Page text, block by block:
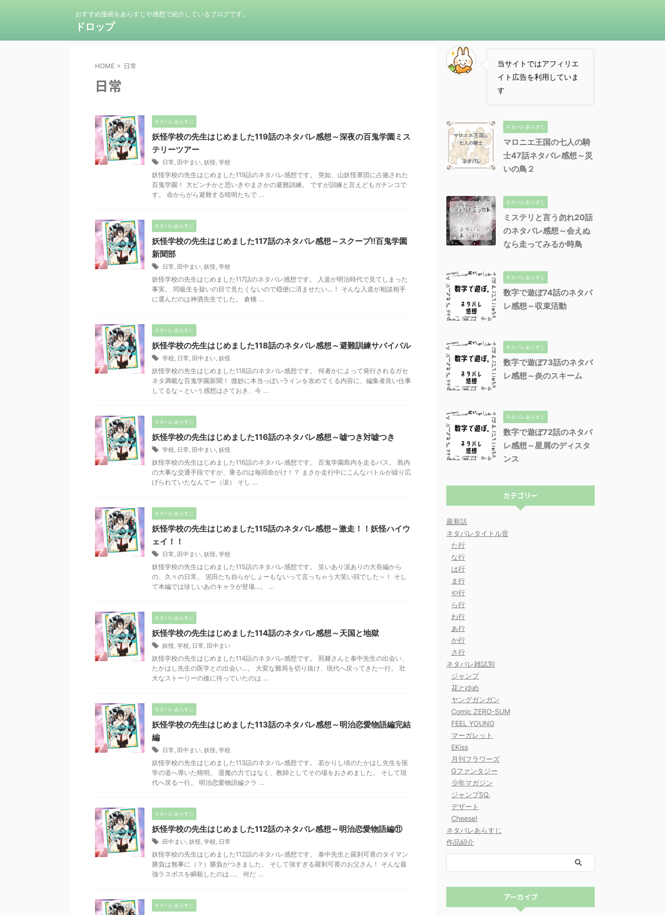
おすすめ漫画をあらすじや感想で紹介しているブログです。
ドロップ
HOME > 日常
日常
ネタバレあらすじ
妖怪学校の先生はじめました119話のネタバレ感想～深夜の百鬼学園ミス
テリーツアー
日常, 田中まい, 妖怪, 学校
妖怪学校の先生はじめました119話のネタバレ感想です。 突如、山妖怪軍団に占拠された
百鬼学園！ 大ピンチかと思いきやまさかの避難訓練。 ですが訓練と言えどもガチンコで
す。 命からがら避難する晴明たちで ...
ネタバレあらすじ
妖怪学校の先生はじめました117話のネタバレ感想～スクープ!!百鬼学園
新聞部
日常, 田中まい, 妖怪, 学校
妖怪学校の先生はじめました117話のネタバレ感想です。 入道が明治時代で見てしまった
事実。 同級生を疑いの目で見たくないので穏便に済ませたい…！ そんな入道が相談相手
に選んだのは神酒先生でした。 倉橋 ...
ネタバレあらすじ
妖怪学校の先生はじめました118話のネタバレ感想～避難訓練サバイバル
学校, 日常, 田中まい, 妖怪
妖怪学校の先生はじめました118話のネタバレ感想です。 何者かによって発行されるガセ
ネタ満載な百鬼学園新聞！ 微妙に本当っぽいラインを攻めてくる内容に、編集者良い仕事
してるな～という感想はさておき、今 ...
ネタバレあらすじ
妖怪学校の先生はじめました116話のネタバレ感想～嘘つき対嘘つき
学校, 日常, 田中まい, 妖怪
妖怪学校の先生はじめました116話のネタバレ感想です。 百鬼学園島内を走るバス。 島内
の大事な交通手段ですが、乗るのは毎回命がけ！？ まさか走行中にこんなバトルが繰り広
げられていたなんてー（涙） そし ...
ネタバレあらすじ
妖怪学校の先生はじめました115話のネタバレ感想～激走！！妖怪ハイウ
ェイ！！
日常, 田中まい, 妖怪, 学校
妖怪学校の先生はじめました115話のネタバレ感想です。 笑いあり涙ありの大長編から
の、久々の日常。 泥田たち自らがしょーもないって言っちゃう大笑い回でした～！ そし
て本編では珍しいあのキャラが登場…。 ...
ネタバレあらすじ
妖怪学校の先生はじめました114話のネタバレ感想～天国と地獄
妖怪, 学校, 日常, 田中まい
妖怪学校の先生はじめました114話のネタバレ感想です。 荊棘さんと泰中先生の出会い、
たかはし先生の医学との出会い…。 大変な難局を切り抜け、現代へ戻ってきた一行。 壮
大なストーリーの後に待っていたのは ...
ネタバレあらすじ
妖怪学校の先生はじめました113話のネタバレ感想～明治恋愛物語編完結
編
日常, 田中まい, 妖怪, 学校
妖怪学校の先生はじめました113話のネタバレ感想です。 若かりし頃のたかはし先生を医
学の道へ導いた晴明。 退魔の力ではなく、教師としてその場をおさめました。 そして現
代へ戻る一行。 明治恋愛物語編クラ ...
ネタバレあらすじ
妖怪学校の先生はじめました112話のネタバレ感想～明治恋愛物語編⑪
田中まい, 妖怪, 学校, 日常
妖怪学校の先生はじめました112話のネタバレ感想です。 泰中先生と羅刹可畏のタイマン
勝負は無事に（？）勝負がつきました。 そして強すぎる羅刹可畏のお父さん！ そんな最
強ラスボスを瞬殺したのは…。 何だ ...
ネタバレあらすじ
当サイトではアフィリエ
イト広告を利用していま
す
ネタバレあらすじ
マロニエ王国の七人の騎
士47話ネタバレ感想～災
いの鳥２
ネタバレあらすじ
ミステリと言う勿れ20話
のネタバレ感想～会えぬ
なら走ってみるか時鳥
ネタバレあらすじ
数字で遊ぼ74話のネタバ
レ感想～収束活動
ネタバレあらすじ
数字で遊ぼ73話のネタバ
レ感想～炎のスキーム
ネタバレあらすじ
数字で遊ぼ72話のネタバ
レ感想～星屑のディスタ
ンス
カテゴリー
最新話
ネタバレタイトル音
た行
な行
は行
ま行
や行
ら行
わ行
あ行
か行
さ行
ネタバレ雑誌別
ジャンプ
花とゆめ
ヤングガンガン
Comic ZERO-SUM
FEEL YOUNG
マーガレット
EKiss
月刊フラワーズ
Gファンタジー
少年マガジン
ジャンプSQ.
デザート
Cheese!
ネタバレあらすじ
作品紹介
アーカイブ